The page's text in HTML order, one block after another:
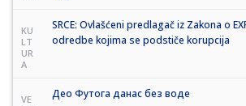
KU
LT
UR
A
SRCE: Ovlašćeni predlagač iz Zakona o
odredbe kojima se podstiče korupcija
VE
Део Футога данас без воде